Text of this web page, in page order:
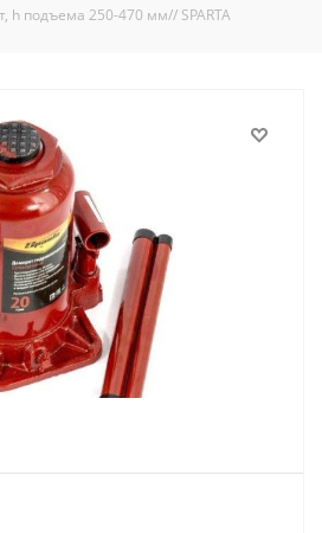
h подъема 250-470 мм// SPARTA